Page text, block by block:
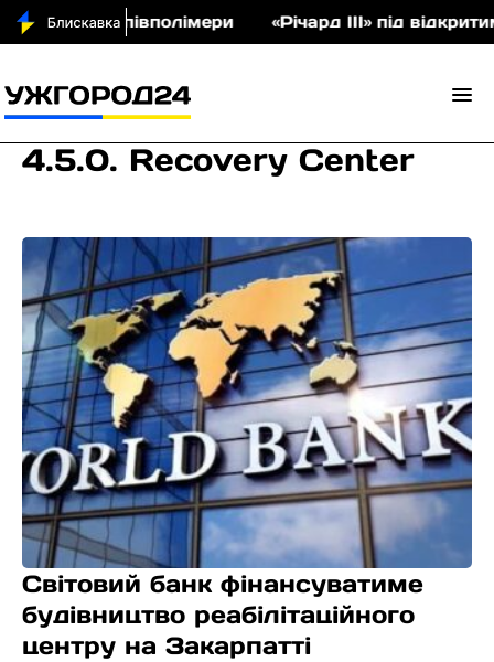
співполімери «Річард ІІІ» під
4.5.0. Recovery Center
Світовий банк фінансуватиме
будівництво реабілітаційного
центру на Закарпатті